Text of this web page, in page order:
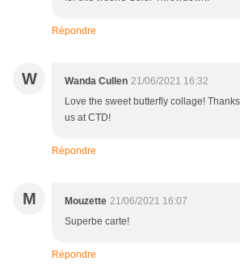
Répondre
W Wanda Cullen 21/06/2021 16:32
Love the sweet butterfly collage!
us at CTD!
Répondre
M Mouzette 21/06/2021 16:07
Superbe carte!
Répondre